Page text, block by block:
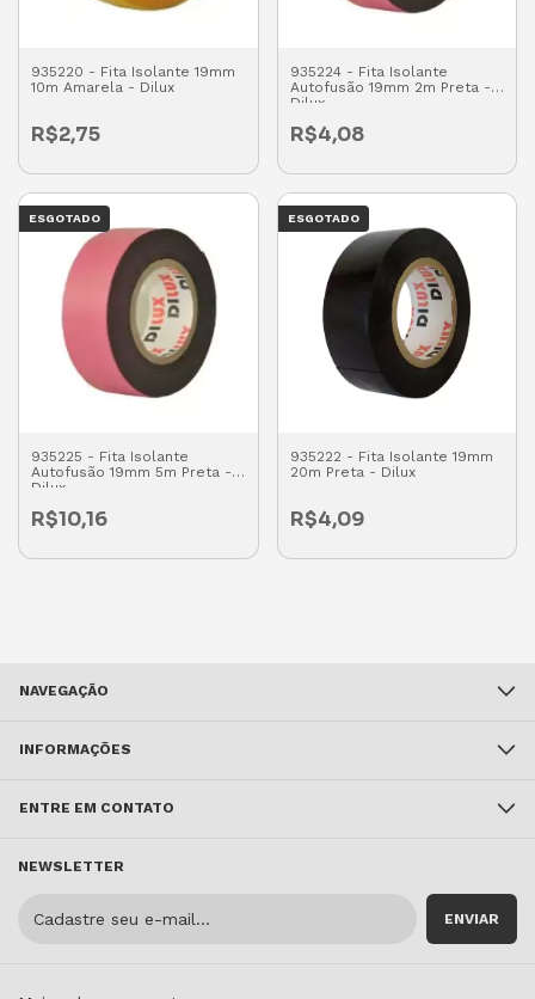
935220 - Fita Isolante 19mm
10m Amarela - Dilux
R$2,75
935224 - Fita Isolante
Autofusão 19mm 2m Preta -
Dilux
R$4,08
ESGOTADO
935225 - Fita Isolante
Autofusão 19mm 5m Preta -
Dilux
R$10,16
ESGOTADO
935222 - Fita Isolante 19mm
20m Preta - Dilux
R$4,09
NAVEGAÇÃO
INFORMAÇÕES
ENTRE EM CONTATO
NEWSLETTER